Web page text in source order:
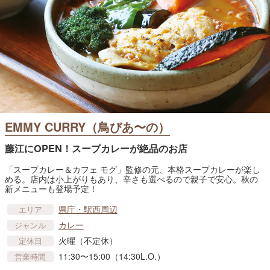
EMMY CURRY（鳥びあ〜の）
藤江にOPEN！スープカレーが絶品のお店
「スープカレー＆カフェ モグ」監修の元、本格スープカレーが楽し
める。店内は小上がりもあり、辛さも選べるので親子で安心。秋の
新メニューも登場予定！
エリア 県庁・駅西周辺
ジャンル カレー
定休日 火曜（不定休）
営業時間 11:30〜15:00（14:30L.O.）